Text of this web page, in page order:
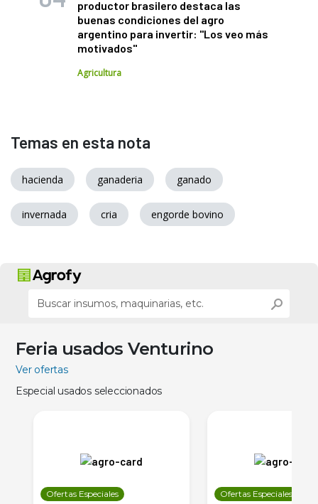
productor brasilero destaca las
buenas condiciones del agro
argentino para invertir: "Los veo más
motivados"
Agricultura
Temas en esta nota
hacienda ganaderia ganado
invernada cria engorde bovino
Feria usados Venturino
Ver ofertas
Especial usados seleccionados
Ofertas Especiales Ofertas Especiales